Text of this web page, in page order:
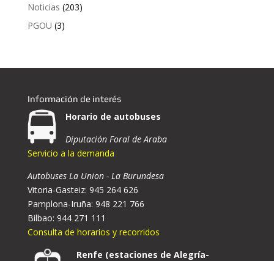
Noticias (203)
PGOU (3)
Información de interés
Horario de autobuses
Diputación Foral de Araba
Servicio a la demanda
Autobuses La Union - La Burundesa
Vitoria-Gasteiz: 945 264 626
Pamplona-Iruña: 948 221 766
Bilbao: 944 271 111
Consulta de horarios y recorridos
Renfe (estaciones de Alegría-